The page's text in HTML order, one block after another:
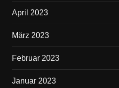
April 2023
März 2023
Februar 2023
Januar 2023